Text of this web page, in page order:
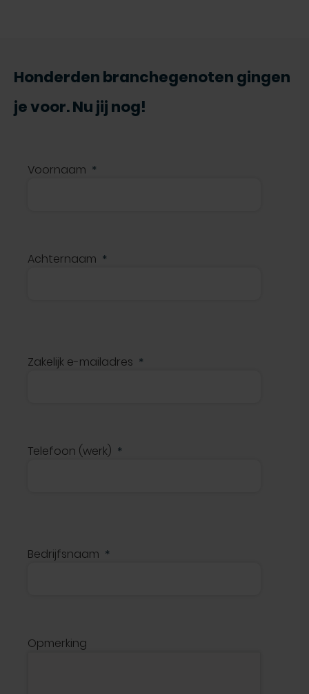
Honderden branchegenoten gingen
je voor. Nu jij nog!
Voornaam
Achternaam
Zakelijk e-mailadres
Telefoon (werk)
Bedrijfsnaam
Opmerking